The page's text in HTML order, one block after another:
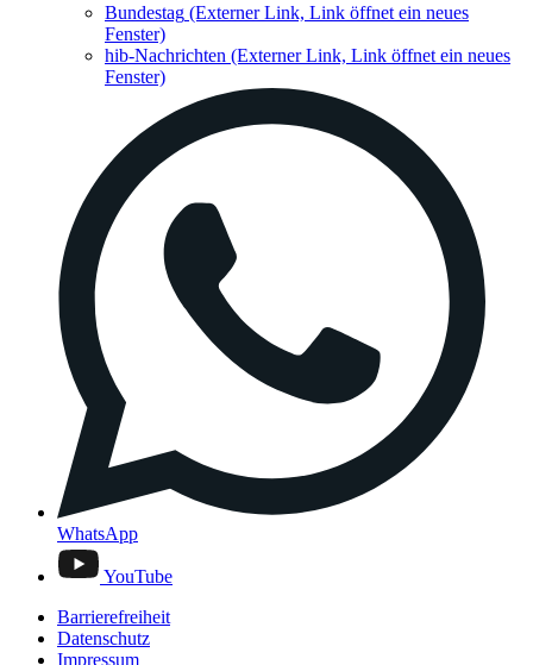
Bundestag (Externer Link, Link öffnet ein neues
Fenster)
hib-Nachrichten (Externer Link, Link öffnet ein neues
Fenster)
WhatsApp
YouTube
Barrierefreiheit
Datenschutz
Impressum